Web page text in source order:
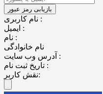
نام کاربری :
ایمیل :
نام :
نام خانوادگی
آدرس وب سایت :
تاریخ ثبت نام :
نقش کاربر: